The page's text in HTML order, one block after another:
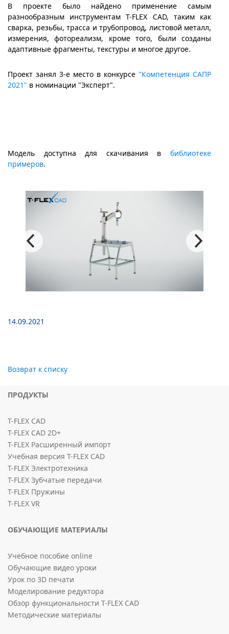
В проекте было найдено применение самым
разнообразным инструментам T-FLEX CAD, таким как
сварка, резьбы, трасса и трубопровод, листовой металл,
измерения, фотореализм, кроме того, были созданы
адаптивные фрагменты, текстуры и многое другое.
Проект занял 3-е место в конкурсе "Компетенция САПР
2021" в номинации "Эксперт".
Модель доступна для скачивания в библиотеке
примеров.
14.09.2021
Возврат к списку
ПРОДУКТЫ
T-FLEX CAD
T-FLEX CAD 2D+
T-FLEX Расширенный импорт
Учебная версия T-FLEX CAD
T-FLEX Электротехника
T-FLEX Зубчатые передачи
T-FLEX Пружины
T-FLEX VR
ОБУЧАЮЩИЕ МАТЕРИАЛЫ
Учебное пособие online
Обучающие видео уроки
Урок по 3D печати
Моделирование редуктора
Обзор функциональности T-FLEX CAD
Методические материалы